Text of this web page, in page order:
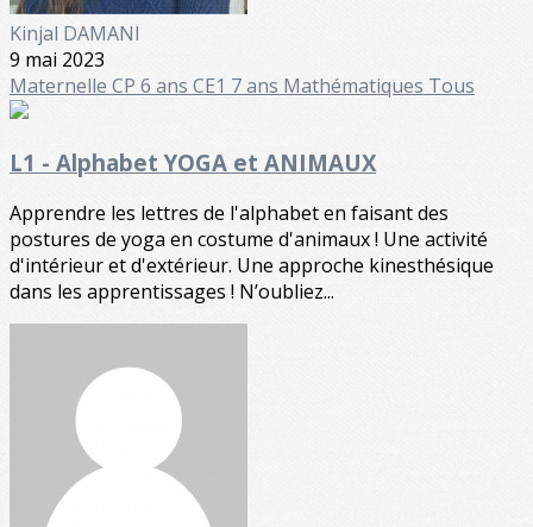
Kinjal DAMANI
9 mai 2023
Maternelle CP 6 ans CE1 7 ans Mathématiques Tous
L1 - Alphabet YOGA et ANIMAUX
Apprendre les lettres de l'alphabet en faisant des
postures de yoga en costume d'animaux ! Une activité
d'intérieur et d'extérieur. Une approche kinesthésique
dans les apprentissages ! N’oubliez...